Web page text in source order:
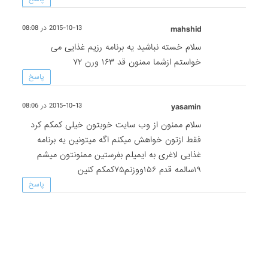
mahshid 2015-10-13 در 08:08
سلام خسته نباشید یه برنامه رزیم غذایی می
خواستم ازشما ممنون قد ۱۶۳ ورن ۷۲
پاسخ
yasamin 2015-10-13 در 08:06
سلام ممنون از وب سایت خوبتون خیلی کمکم کرد
فقط ازتون خواهش میکنم اگه میتونین یه برنامه
غذایی لاغری به ایمیلم بفرستین ممنونتون میشم
۱۹سالمه قدم ۱۵۶ووزنم۷۵کمکم کنین
پاسخ